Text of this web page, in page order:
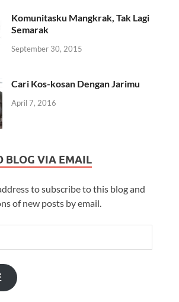
Komunitasku Mangkrak, Tak Lagi
Semarak
September 30, 2015
Cari Kos-kosan Dengan Jarimu
April 7, 2016
BLOG VIA EMAIL
to subscribe to this blog and
of new posts by email.